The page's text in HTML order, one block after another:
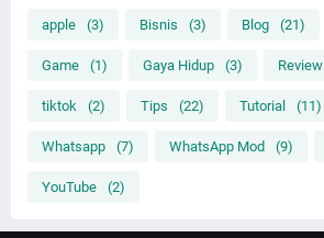
apple (3) Bisnis (3) Blog (21)
Game (1) Gaya Hidup (3) Review
tiktok (2) Tips (22) Tutorial (11)
Whatsapp (7) WhatsApp Mod (9)
YouTube (2)